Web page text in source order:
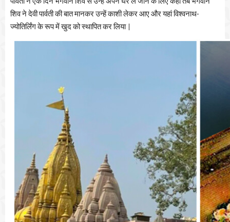
पार्वती ने एक दिन भगवान शिव से उन्हें अपने घर ले जाने के लिए कहा तब भगवान
शिव ने देवी पार्वती की बात मानकर उन्हें काशी लेकर आए और यहां विश्वनाथ-
ज्योतिर्लिंग के रूप में खुद को स्थापित कर लिया |